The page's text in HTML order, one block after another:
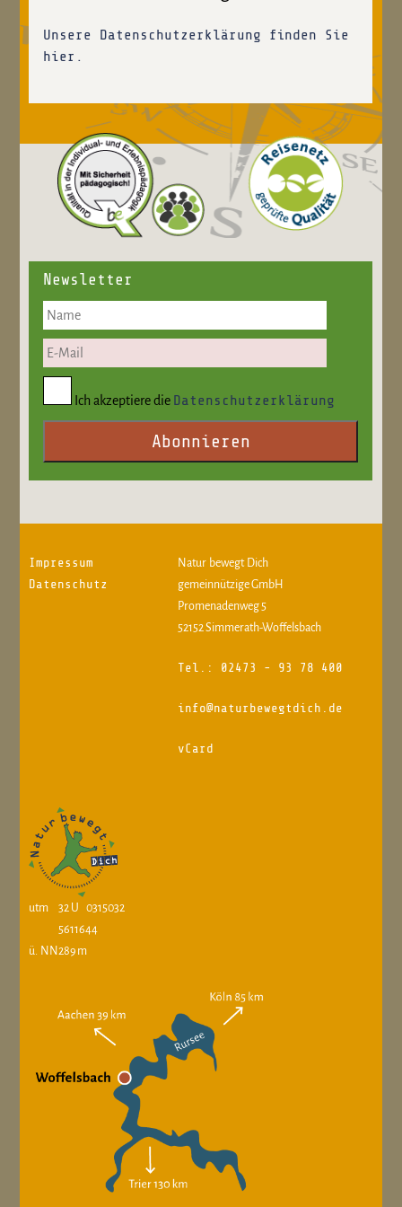
Unsere Datenschutzerklärung finden Sie
hier.
Newsletter
Ich akzeptiere die Datenschutzerklärung
Abonnieren
Impressum
Datenschutz
Natur bewegt Dich
gemeinnützige GmbH
Promenadenweg 5
52152 Simmerath-Woffelsbach
Tel.: 02473 - 93 78 400
info@naturbewegtdich.de
vCard
utm
32 U 0315032
5611644
ü. NN289 m